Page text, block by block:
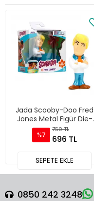
Jada Scooby-Doo Fred
Jones Metal Figür Die-
Cast Koleksiyonluk
Karakter - 85225
%7
750 TL
696 TL
SEPETE EKLE
0850 242 3248